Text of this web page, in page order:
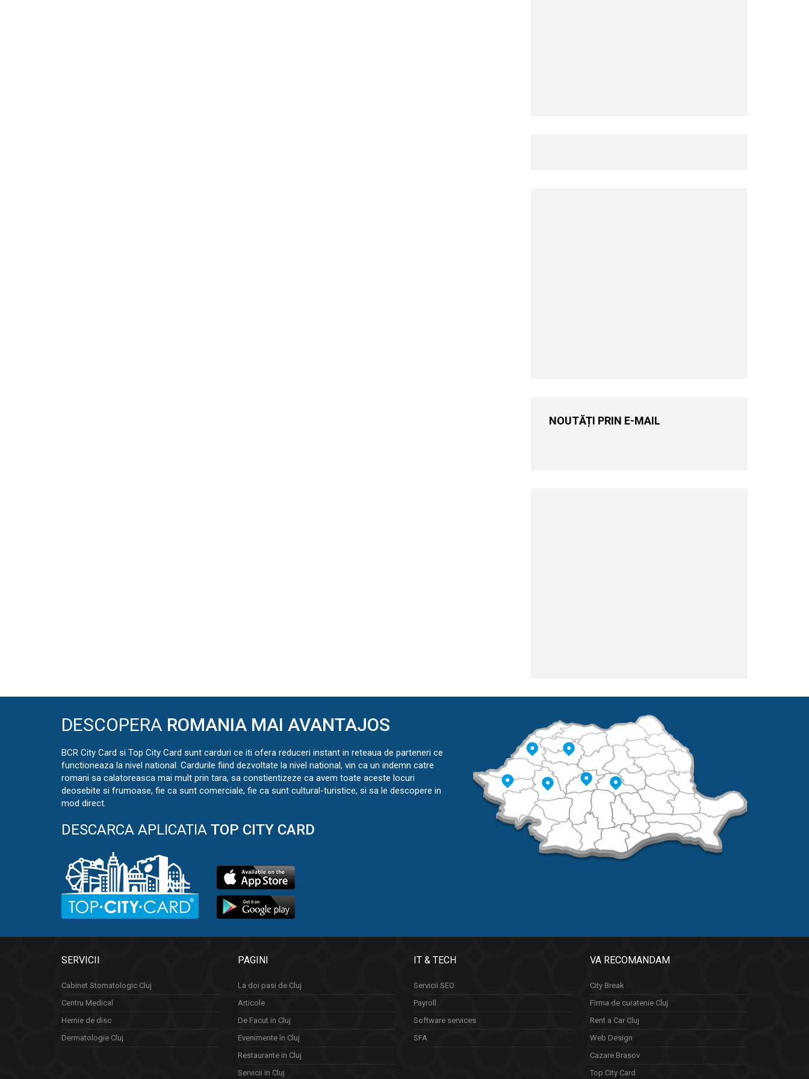
NOUTĂȚI PRIN E-MAIL
DESCOPERA ROMANIA MAI AVANTAJOS
BCR City Card si Top City Card sunt carduri ce iti ofera reduceri instant in reteaua de parteneri ce
functioneaza la nivel national. Cardurile fiind dezvoltate la nivel national, vin ca un indemn catre
romani sa calatoreasca mai mult prin tara, sa constientizeze ca avem toate aceste locuri
deosebite si frumoase, fie ca sunt comerciale, fie ca sunt cultural-turistice, si sa le descopere in
mod direct.
DESCARCA APLICATIA TOP CITY CARD
SERVICII
Cabinet Stomatologic Cluj
Centru Medical
Hernie de disc
Dermatologie Cluj
PAGINI
La doi pasi de Cluj
Articole
De Facut in Cluj
Evenimente în Cluj
Restaurante in Cluj
Servicii in Cluj
IT & TECH
Servicii SEO
Payroll
Software services
SFA
VA RECOMANDAM
City Break
Firma de curatenie Cluj
Rent a Car Cluj
Web Design
Cazare Brasov
Top City Card